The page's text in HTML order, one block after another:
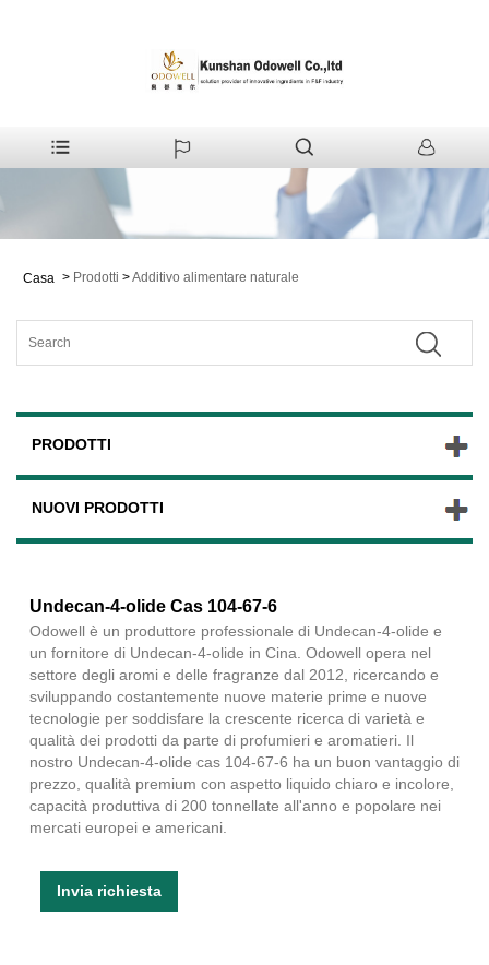
Casa > Prodotti >Additivo alimentare naturale
PRODOTTI
NUOVI PRODOTTI
Undecan-4-olide Cas 104-67-6
Odowell è un produttore professionale di Undecan-4-olide e
un fornitore di Undecan-4-olide in Cina. Odowell opera nel
settore degli aromi e delle fragranze dal 2012, ricercando e
sviluppando costantemente nuove materie prime e nuove
tecnologie per soddisfare la crescente ricerca di varietà e
qualità dei prodotti da parte di profumieri e aromatieri. Il
nostro Undecan-4-olide cas 104-67-6 ha un buon vantaggio di
prezzo, qualità premium con aspetto liquido chiaro e incolore,
capacità produttiva di 200 tonnellate all'anno e popolare nei
mercati europei e americani.
Invia richiesta